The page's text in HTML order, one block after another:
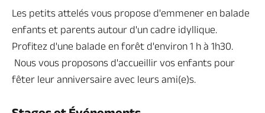
Les petits attelés vous propose d'emmener en balade
enfants et parents autour d'un cadre idyllique.
Profitez d'une balade en forêt d'environ 1 h à 1h30.
Nous vous proposons d'accueillir vos enfants pour
fêter leur anniversaire avec leurs ami(e)s.